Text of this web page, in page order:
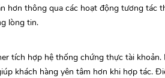
hơn thông qua các hoạt động tương tác
lòng tin.
tích hợp hệ thống chứng thực tài
khách hàng yên tâm hơn khi hợp tác.